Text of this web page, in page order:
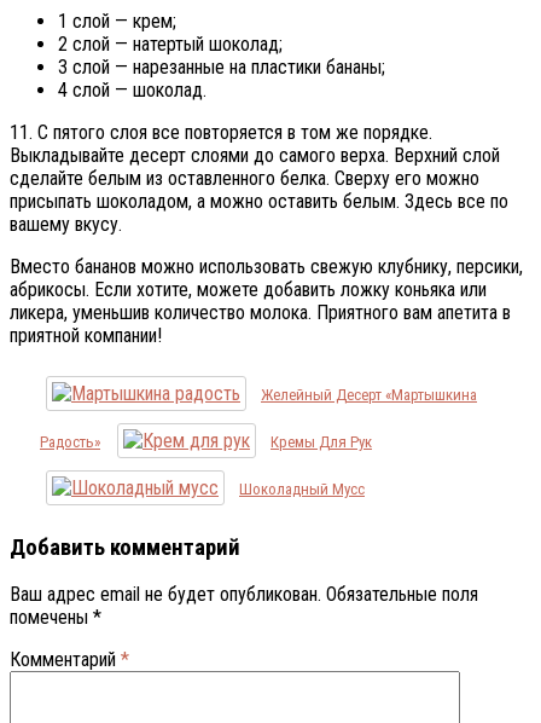
1 слой — крем;
2 слой — натертый шоколад;
3 слой — нарезанные на пластики бананы;
4 слой — шоколад.
11. С пятого слоя все повторяется в том же порядке.
Выкладывайте десерт слоями до самого верха. Верхний слой
сделайте белым из оставленного белка. Сверху его можно
присыпать шоколадом, а можно оставить белым. Здесь все по
вашему вкусу.
Вместо бананов можно использовать свежую клубнику, персики,
абрикосы. Если хотите, можете добавить ложку коньяка или
ликера, уменьшив количество молока. Приятного вам апетита в
приятной компании!
Желейный Десерт «Мартышкина
Радость» Кремы Для Рук
Шоколадный Мусс
Добавить комментарий
Ваш адрес email не будет опубликован. Обязательные поля
помечены *
Комментарий *